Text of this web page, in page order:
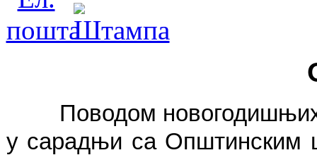
Поводом новогодишњих
у сарадњи са Општинским